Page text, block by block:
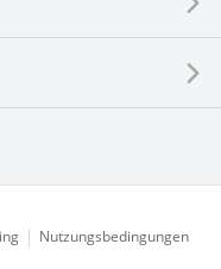
Nutzungsbedingungen